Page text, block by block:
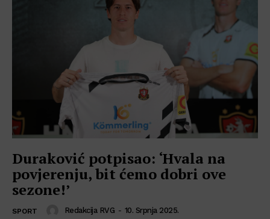
Duraković potpisao: ‘Hvala na
povjerenju, bit ćemo dobri ove
sezone!’
SPORT Redakcija RVG - 10. Srpnja 2025.